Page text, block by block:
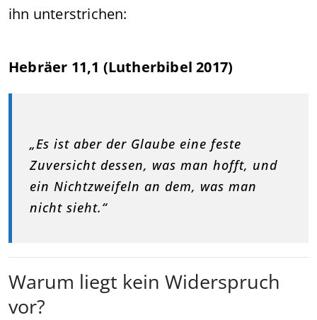
ihn unterstrichen:
Hebräer 11,1 (Lutherbibel 2017)
„Es ist aber der Glaube eine feste
Zuversicht dessen, was man hofft, und
ein Nichtzweifeln an dem, was man
nicht sieht.“
Warum liegt kein Widerspruch
vor?